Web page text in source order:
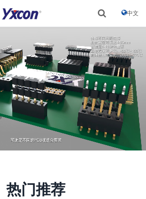
中文
热门推荐